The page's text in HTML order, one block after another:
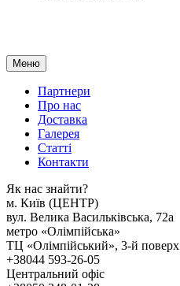
Меню
Партнери
Про нас
Доставка
Галерея
Статтi
Контакти
Як наc знайти?
м. Киïв (ЦЕНТР)
вул. Велика Васильківська, 72а
метро «Олімпійська»
ТЦ «Олімпійський», 3-й поверх
+38044 593-26-05
Центральний офіс